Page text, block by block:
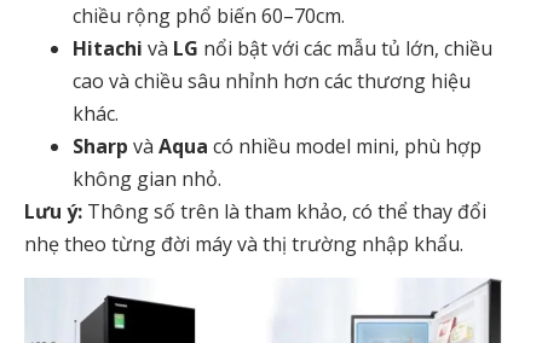
chiều rộng phổ biến 60–70cm.
Hitachi và LG nổi bật với các mẫu tủ lớn, chiều
cao và chiều sâu nhỉnh hơn các thương hiệu
khác.
Sharp và Aqua có nhiều model mini, phù hợp
không gian nhỏ.
Lưu ý: Thông số trên là tham khảo, có thể thay đổi
nhẹ theo từng đời máy và thị trường nhập khẩu.